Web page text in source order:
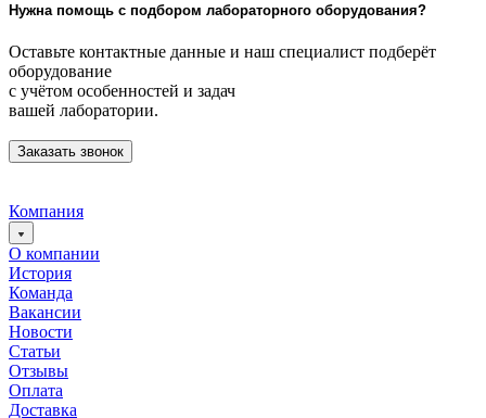
Нужна помощь с подбором лабораторного оборудования?
Оставьте контактные данные и наш специалист подберёт
оборудование
с учётом особенностей и задач
вашей лаборатории.
Заказать звонок
Компания
О компании
История
Команда
Вакансии
Новости
Статьи
Отзывы
Оплата
Доставка